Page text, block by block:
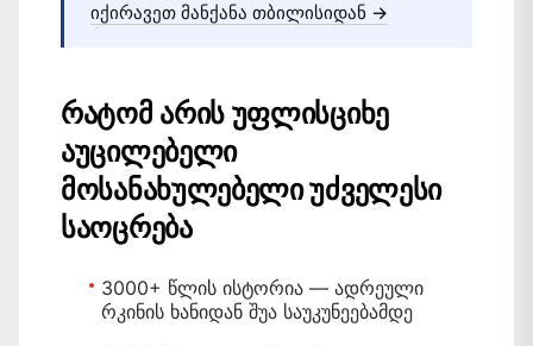
იქირავეთ მანქანა თბილისიდან →
რატომ არის უფლისციხე
აუცილებელი
მოსანახულებელი უძველესი
საოცრება
3000+ წლის ისტორია — ადრეული
რკინის ხანიდან შუა საუკუნეებამდე